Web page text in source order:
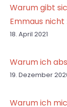
Warum gibt
Emmaus
18. April 2021
Warum ich
19. Dezember
Warum ich